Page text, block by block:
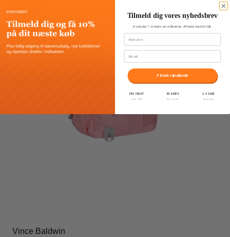
TILBUD
Vince Baldwin
Tilmeld dig vores nyhedsbrev
Vi sender 1–2 mails om måneden. Afmeld med ét klik.
Fornavn
Email
Få min rabatkode
FRI FRAGT
over 399
30 DAGES
fri retur
1–3 DAGE
levering